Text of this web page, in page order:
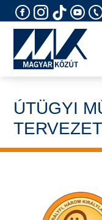
to
ÚTÜGYI